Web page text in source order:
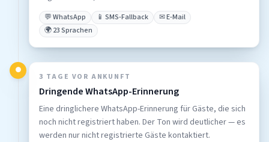
💬 WhatsApp 📱 SMS-Fallback
✉ E-Mail
🌍 23 Sprachen
●
3 TAGE VOR ANKUNFT
Dringende WhatsApp-Erinnerung
Eine dringlichere WhatsApp-Erinnerung für Gäste, die sich
noch nicht registriert haben. Der Ton wird deutlicher — es
werden nur nicht registrierte Gäste kontaktiert.